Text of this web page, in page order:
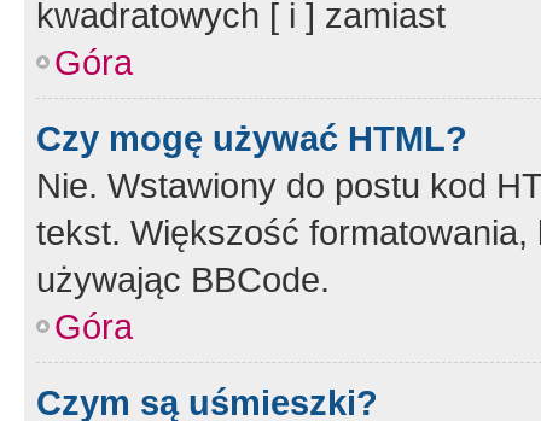
kwadratowych [ i ] zamiast
Góra
Czy mogę używać HTML?
Nie. Wstawiony do postu kod
tekst. Większość
używając BBCode.
Góra
Czym są uśmieszki?